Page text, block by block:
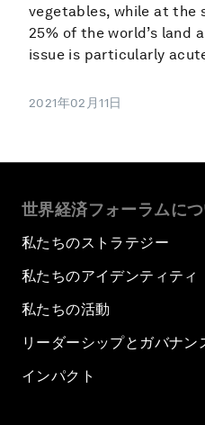
vegetables, while at the
25% of the world’s land
issue is particularly
2021年02月11日
世界経済フォーラムに
私たちのストラテジー
私たちのアイデンティティ
私たちの活動
リーダーシップとガバナン
インパクト